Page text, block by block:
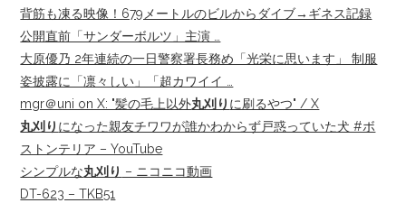
背筋も凍る映像！679メートルのビルからダイブ→ギネス記録
公開直前「サンダーボルツ」主演 …
大原優乃 2年連続の一日警察署長務め「光栄に思います」 制服
姿披露に「凛々しい」「超カワイイ …
mgr＠uni on X: "髪の毛上以外丸刈り に刷るやつ" / X
丸刈り になった親友チワワが誰かわからず戸惑っていた犬 #ボ
ストンテリア – YouTube
シンプルな丸刈り – ニコニコ動画
DT-623 – TKB51